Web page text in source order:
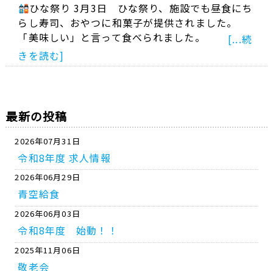
ひな祭り 3月3日 ひな祭り、施設でも昼食にち
らし寿司、おやつに和菓子が提供されました。
「美味しい」と言って食べられました。 [...続
きを読む]
最新の投稿
2026年07月31日
令和8年度 求人情報
2026年06月29日
青空給食
2026年06月03日
令和8年度 始動！！
2025年11月06日
敬老会